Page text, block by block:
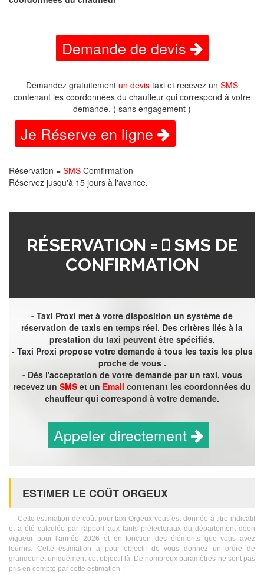
Demande de devis
Demandez gratuitement un devis taxi et recevez un SMS
contenant les coordonnées du chauffeur qui correspond à votre
demande. ( sans engagement )
Je Réserve en ligne
Réservation = SMS Comfirmation
Réservez jusqu'à 15 jours à l'avance.
RÉSERVATION =
SMS DE
CONFIRMATION
- Taxi Proxi met à votre disposition un système de
réservation de taxis en temps réel. Des critères liés à la
prestation du taxi peuvent être spécifiés.
- Taxi Proxi propose votre demande à tous les taxis les plus
proche de vous .
- Dés l'acceptation de votre demande par un taxi, vous
recevez un SMSet un Email contenant les coordonnées du
chauffeur qui correspond à votre demande.
Appeler directement
ESTIMER LE COÛT ORGEUX
Cette estimation de coût pour taxi Orgeux vous est donnée à titre indicatif
et a été calculée par rapport aux tarifs préfectoraux du département deen
vigueur pour l'année 2026 et en fonction des éléments que vous avez
fournis. Cette estimation a pour objectif de vous donnez un ordre de
grandeur et uniquement cet objectif là. De nombreux paramètres ne sont pas
pris en compte par cette estimation :